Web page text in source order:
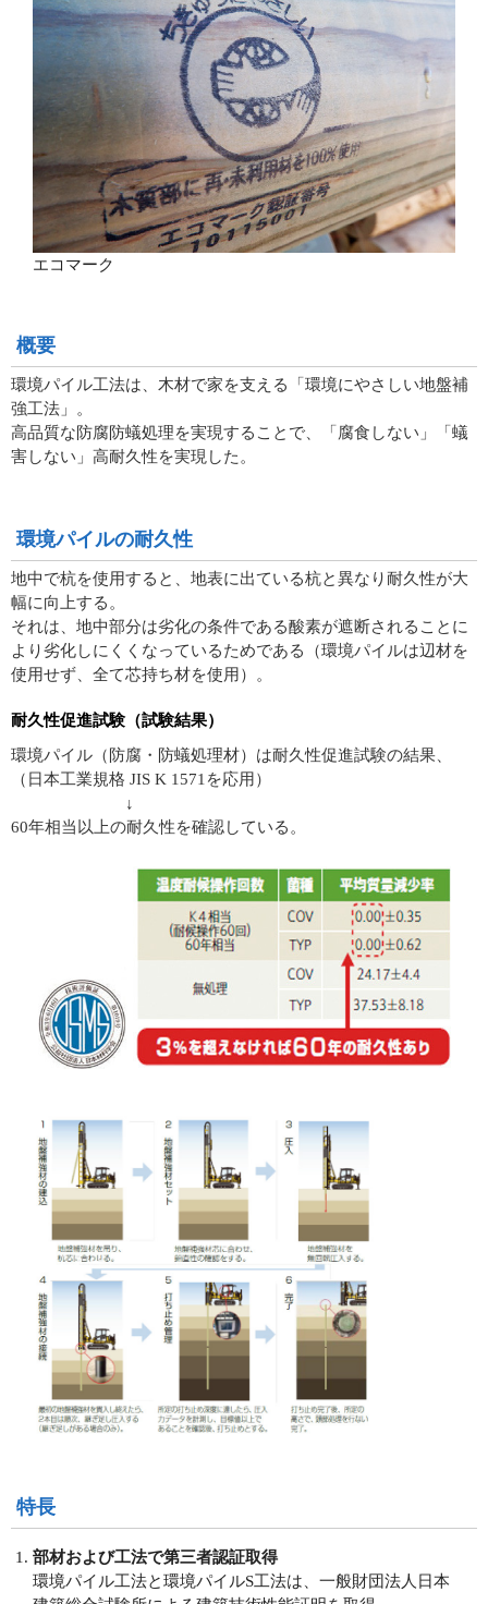
エコマーク
概要
環境パイル工法は、木材で家を支える「環境にやさしい地盤補
強工法」。
高品質な防腐防蟻処理を実現することで、「腐食しない」「蟻
害しない」高耐久性を実現した。
環境パイルの耐久性
地中で杭を使用すると、地表に出ている杭と異なり耐久性が大
幅に向上する。
それは、地中部分は劣化の条件である酸素が遮断されることに
より劣化しにくくなっているためである（環境パイルは辺材を
使用せず、全て芯持ち材を使用）。
耐久性促進試験（試験結果）
環境パイル（防腐・防蟻処理材）は耐久性促進試験の結果、
（日本工業規格 JIS K 1571を応用）
↓
60年相当以上の耐久性を確認している。
特長
部材および工法で第三者認証取得
環境パイル工法と環境パイルS工法は、一般財団法人日本